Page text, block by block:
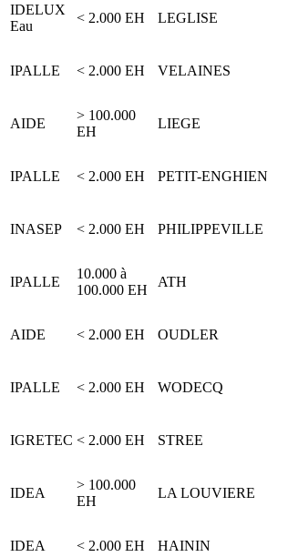
IDELUX
Eau
< 2.000 EH LEGLISE
IPALLE < 2.000 EH VELAINES
AIDE
> 100.000
EH
LIEGE
IPALLE < 2.000 EH PETIT-ENGHIEN
INASEP < 2.000 EH PHILIPPEVILLE
IPALLE
10.000 à
100.000 EH
ATH
AIDE < 2.000 EH OUDLER
IPALLE < 2.000 EH WODECQ
IGRETEC < 2.000 EH STREE
IDEA
> 100.000
EH
LA LOUVIERE
IDEA < 2.000 EH HAININ